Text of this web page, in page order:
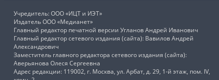
Учредитель: ООО «ИЦТ и ИЭТ»
Издатель ООО «Медианет»
Главный редактор печатной версии Угланов Андрей Иванович
Главный редактор сетевого издания (сайта): Вавилов Андрей
Александрович
Заместитель главного редактора сетевого издания (сайта):
Аверьянова Олеся Сергеевна
Адрес редакции: 119002, г. Москва, ул. Арбат, д. 29, 1-й этаж, пом. IV,